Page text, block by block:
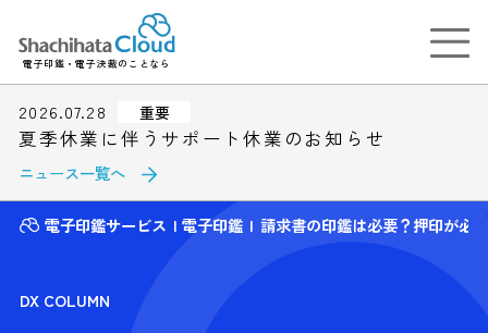
電子印鑑・電子決裁のことなら
2026.07.28 重要
夏季休業に伴うサポート休業のお知らせ
ニュース一覧へ
電子印鑑サービス 電子印鑑 請求書の印鑑は必要？押印が必
DX COLUMN